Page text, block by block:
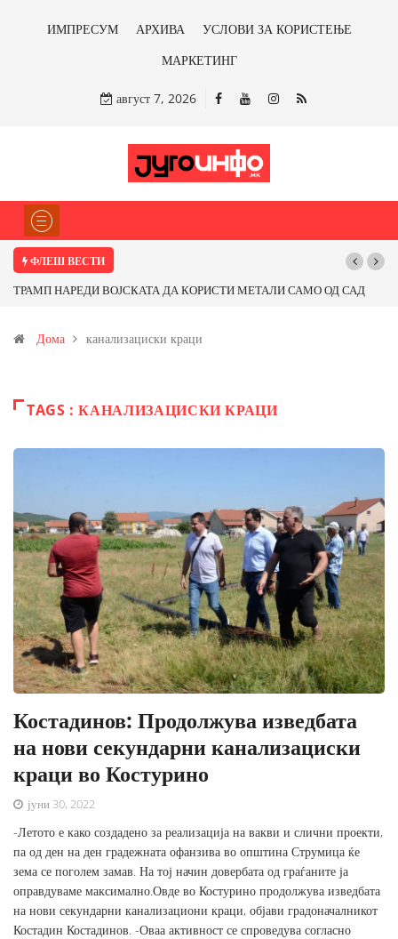
ИМПРЕСУМ АРХИВА
УСЛОВИ ЗА КОРИСТЕЊЕ
МАРКЕТИНГ
август 7, 2026
ФЛЕШ ВЕСТИ
ТРАМП НАРЕДИ ВОЈСКАТА ДА КОРИСТИ МЕТАЛИ САМО ОД САД
Иловица и со антимонот?
Дома канализациски краци
TAGS : КАНАЛИЗАЦИСКИ КРАЦИ
Костадинов: Продолжува изведбата
на нови секундарни канализациски
краци во Костурино
јуни 30, 2022
-Летото е како создадено за реализација на вакви и слични проекти,
па од ден на ден градежната офанзива во општина Струмица ќе
зема се поголем замав. На тој начин довербата од граѓаните ја
оправдуваме максимално.Овде во Костурино продолжува изведбата
на нови секундарни канализациони краци, објави градоначалникот
Костадин Костадинов. -Оваа активност се спроведува согласно